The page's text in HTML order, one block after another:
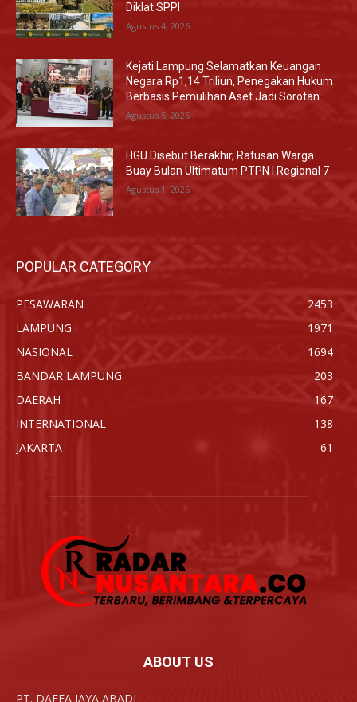
Diklat SPPI
Agustus 4, 2026
Kejati Lampung Selamatkan Keuangan
Negara Rp1,14 Triliun, Penegakan Hukum
Berbasis Pemulihan Aset Jadi Sorotan
Agustus 5, 2026
HGU Disebut Berakhir, Ratusan Warga
Buay Bulan Ultimatum PTPN I Regional 7
Agustus 1, 2026
POPULAR CATEGORY
PESAWARAN
2453
LAMPUNG
1971
NASIONAL
1694
BANDAR LAMPUNG
203
DAERAH
167
INTERNATIONAL
138
JAKARTA
61
ABOUT US
PT. DAFFA JAYA ABADI